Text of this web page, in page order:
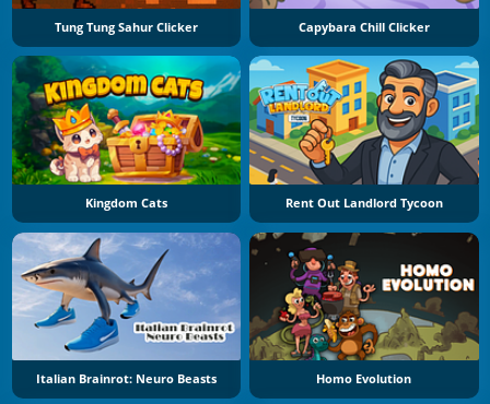
Tung Tung Sahur Clicker Capybara Chill Clicker
Kingdom Cats Rent Out Landlord Tycoon
Italian Brainrot: Neuro Beasts Homo Evolution